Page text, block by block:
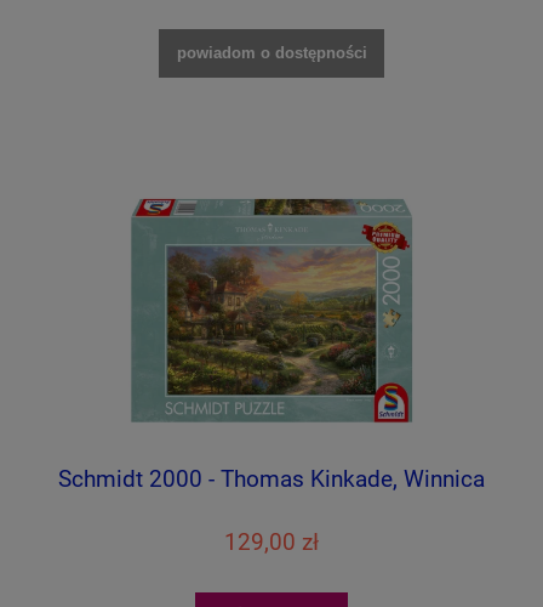
powiadom o dostępności
Schmidt 2000 - Thomas Kinkade, Winnica
129,00 zł